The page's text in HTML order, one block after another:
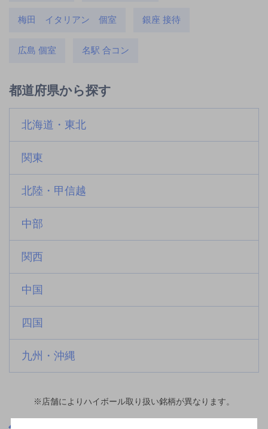
梅田 イタリアン 個室 銀座 接待
広島 個室 名駅 合コン
都道府県から探す
北海道・東北
関東
北陸・甲信越
中部
関西
中国
四国
九州・沖縄
※店舗によりハイボール取り扱い銘柄が異なります。